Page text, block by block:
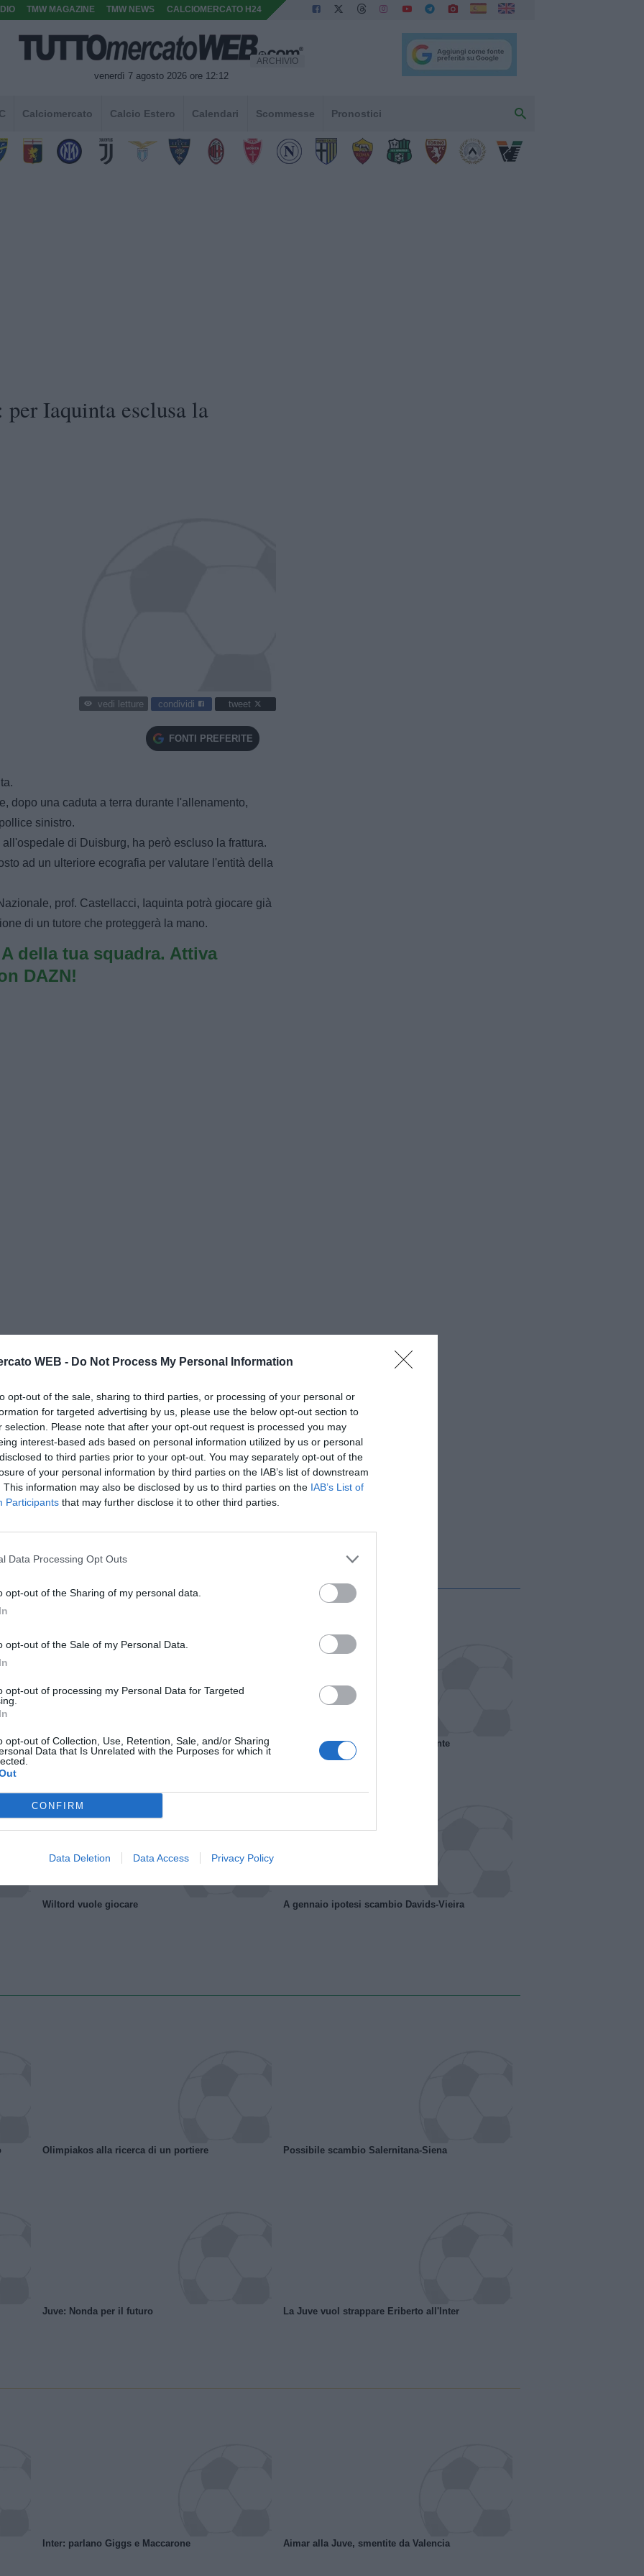
WEB - Do Not Process My Personal Information
opt-out of the sale, sharing to third parties, or processing of your personal or
for targeted advertising by us, please use the below opt-out section to
selection. Please note that after your opt-out request is processed you may
interest-based ads based on personal information utilized by us or personal
to third parties prior to your opt-out. You may separately opt-out of the
of your personal information by third parties on the IAB’s list of downstream
This information may also be disclosed by us to third parties on the IAB’s List of
Participants that may further disclose it to other third parties.
Data Processing Opt Outs
opt-out of the Sharing of my personal data.
opt-out of the Sale of my Personal Data.
opt-out of processing my Personal Data for Targeted
opt-out of Collection, Use, Retention, Sale, and/or Sharing
Data that Is Unrelated with the Purposes for which it
CONFIRM
Data Deletion Data Access Privacy Policy
TMW MAGAZINE TMW NEWS CALCIOMERCATO H24
venerdì 7 agosto 2026 ore 12:12
ARCHIVIO
Calciomercato Calcio Estero Calendari Scommesse Pronostici
Iaquinta esclusa la
vedi letture condividi tweet
FONTI PREFERITE
dopo una caduta a terra durante l'allenamento,
sinistro.
all'ospedale di Duisburg, ha però escluso la frattura.
ad un ulteriore ecografia per valutare l'entità della
prof. Castellacci, Iaquinta potrà giocare già
di un tutore che proteggerà la mano.
della tua squadra. Attiva
DAZN!
Il Rayo Vallecano spinge per Zamorano Francia, il Marsiglia senza presidente
Wiltord vuole giocare A gennaio ipotesi scambio Davids-Vieira
Olimpiakos alla ricerca di un portiere Possibile scambio Salernitana-Siena
Juve: Nonda per il futuro La Juve vuol strappare Eriberto all'Inter
Inter: parlano Giggs e Maccarone Aimar alla Juve, smentite da Valencia